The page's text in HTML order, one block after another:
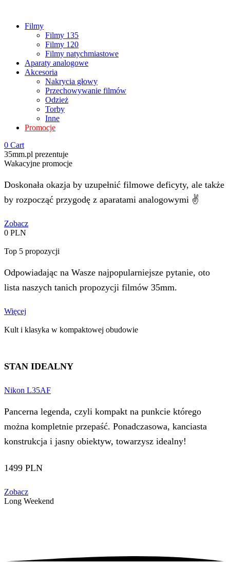
Filmy
Filmy 135
Filmy 120
Filmy natychmiastowe
Aparaty analogowe
Akcesoria
Nakrycia głowy
Przechowywanie filmów
Odzież
Torby
Inne
Promocje
0 Cart
35mm.pl prezentuje
Wakacyjne promocje
Doskonała okazja by uzupełnić filmowe deficyty, ale także
by rozpocząć przygodę z aparatami analogowymi ✌️
Zobacz
0 PLN
Top 5 propozycji
Odpowiadając na Wasze najpopularniejsze pytanie, oto
lista naszych tanich propozycji filmów 35mm.
Więcej
Kult i klasyka w kompaktowej obudowie
STAN IDEALNY
Nikon L35AF
Pancerna legenda, czyli kompakt na punkcie którego
można kompletnie przepaść. Ponadczasowa, kanciasta
konstrukcja i jasny obiektyw, towarzysz idealny!
1499 PLN
Zobacz
Long Weekend